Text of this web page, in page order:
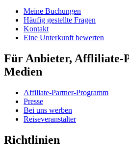
Meine Buchungen
Häufig gestellte Fragen
Kontakt
Eine Unterkunft bewerten
Für Anbieter, Affliliate-
Medien
Affiliate-Partner-Programm
Presse
Bei uns werben
Reiseveranstalter
Richtlinien